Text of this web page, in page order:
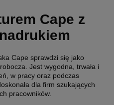
Cape z
Cape sprawdzi się jako
Jest wygodna, trwała i
w pracy oraz podczas
dla firm szukających
pracowników.